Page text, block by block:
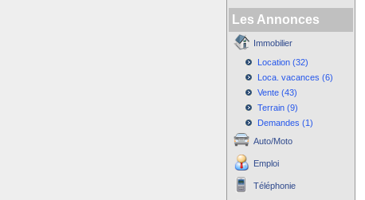
Les Annonces
Immobilier
Location (32)
Loca. vacances (6)
Vente (43)
Terrain (9)
Demandes (1)
Auto/Moto
Emploi
Téléphonie